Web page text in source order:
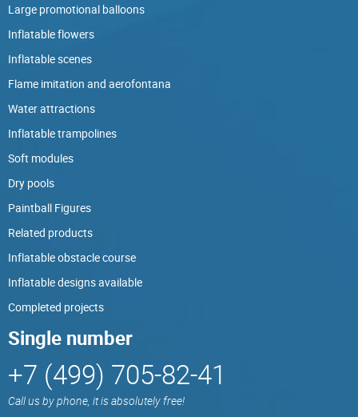
Large promotional balloons
Inflatable flowers
Inflatable scenes
Flame imitation and aerofontana
Water attractions
Inflatable trampolines
Soft modules
Dry pools
Paintball Figures
Related products
Inflatable obstacle course
Inflatable designs available
Completed projects
Single number
+7 (499) 705-82-41
Call us by phone, it is absolutely free!